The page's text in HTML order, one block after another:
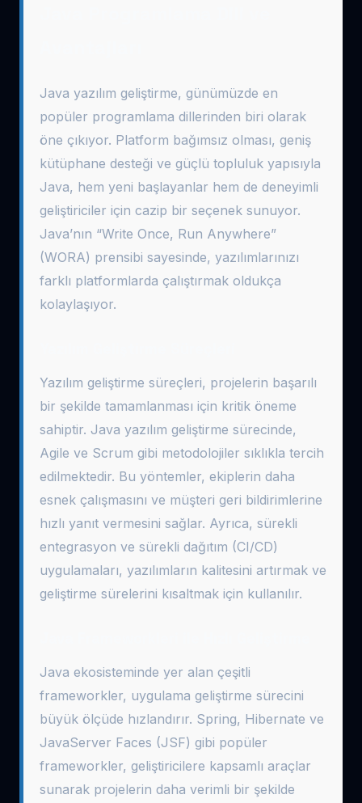
Java yazılım geliştirme, günümüzde en
popüler programlama dillerinden biri olarak
öne çıkıyor. Platform bağımsız olması, geniş
kütüphane desteği ve güçlü topluluk yapısıyla
Java, hem yeni başlayanlar hem de deneyimli
geliştiriciler için cazip bir seçenek sunuyor.
Java’nın “Write Once, Run Anywhere”
(WORA) prensibi sayesinde, yazılımlarınızı
farklı platformlarda çalıştırmak oldukça
kolaylaşıyor.
Yazılım geliştirme süreçleri, projelerin başarılı
bir şekilde tamamlanması için kritik öneme
sahiptir. Java yazılım geliştirme sürecinde,
Agile ve Scrum gibi metodolojiler sıklıkla tercih
edilmektedir. Bu yöntemler, ekiplerin daha
esnek çalışmasını ve müşteri geri bildirimlerine
hızlı yanıt vermesini sağlar. Ayrıca, sürekli
entegrasyon ve sürekli dağıtım (CI/CD)
uygulamaları, yazılımların kalitesini artırmak ve
geliştirme sürelerini kısaltmak için kullanılır.
Java ekosisteminde yer alan çeşitli
frameworkler, uygulama geliştirme sürecini
büyük ölçüde hızlandırır. Spring, Hibernate ve
JavaServer Faces (JSF) gibi popüler
frameworkler, geliştiricilere kapsamlı araçlar
sunarak projelerin daha verimli bir şekilde